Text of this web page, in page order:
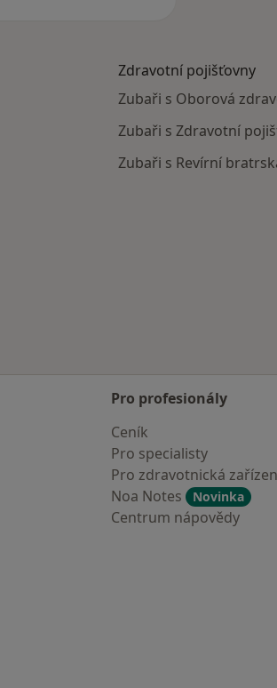
Zdravotní pojišťovny
Zubaři s Oborová
Zubaři s Zdravotní
Zubaři s Revírní
Pro profesionály
Ceník
Pro specialisty
Pro zdravotnická
Noa Notes
Novinka
Centrum nápovědy